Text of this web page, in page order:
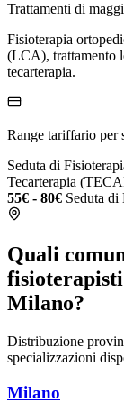
Trattamenti di
Fisioterapia
(LCA), trattamento
tecarterapia.
Range tariffario per
Seduta di
Tecarterapia
55€ - 80€ Seduta
Quali
Milano?
Distribuzione
specializzazioni
Milano